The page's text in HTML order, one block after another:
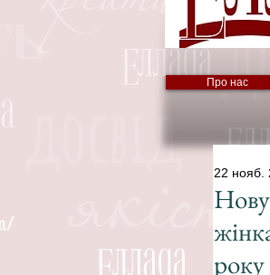
Про нас
року
22 нояб.